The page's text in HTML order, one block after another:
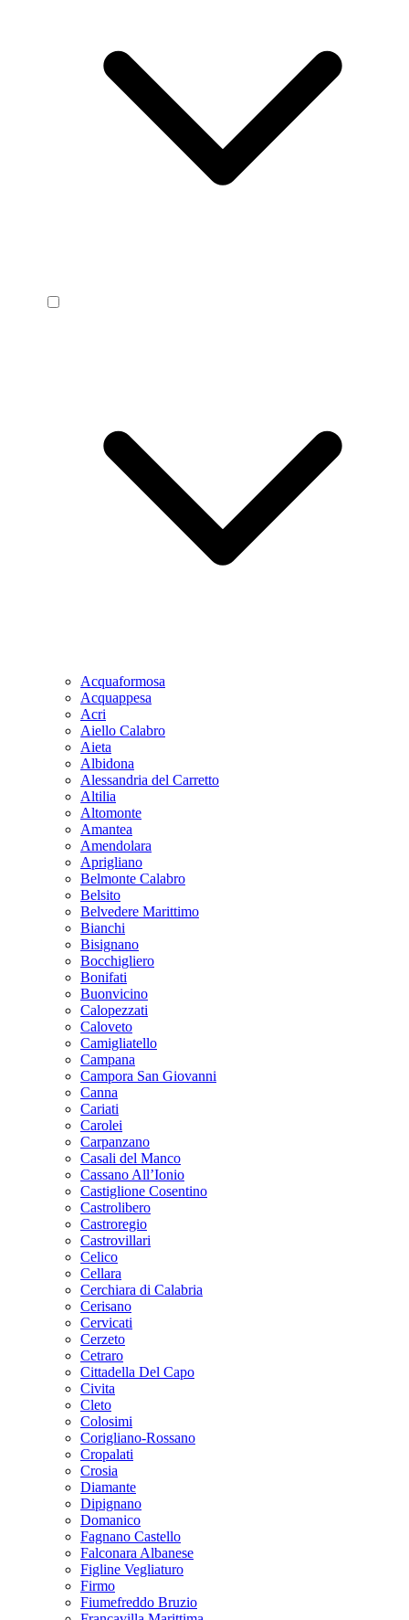
Acquaformosa
Acquappesa
Acri
Aiello Calabro
Aieta
Albidona
Alessandria del Carretto
Altilia
Altomonte
Amantea
Amendolara
Aprigliano
Belmonte Calabro
Belsito
Belvedere Marittimo
Bianchi
Bisignano
Bocchigliero
Bonifati
Buonvicino
Calopezzati
Caloveto
Camigliatello
Campana
Campora San Giovanni
Canna
Cariati
Carolei
Carpanzano
Casali del Manco
Cassano All’Ionio
Castiglione Cosentino
Castrolibero
Castroregio
Castrovillari
Celico
Cellara
Cerchiara di Calabria
Cerisano
Cervicati
Cerzeto
Cetraro
Cittadella Del Capo
Civita
Cleto
Colosimi
Corigliano-Rossano
Cropalati
Crosia
Diamante
Dipignano
Domanico
Fagnano Castello
Falconara Albanese
Figline Vegliaturo
Firmo
Fiumefreddo Bruzio